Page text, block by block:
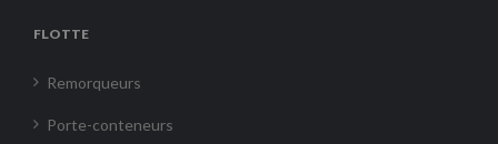
FLOTTE
Remorqueurs
Porte-conteneurs